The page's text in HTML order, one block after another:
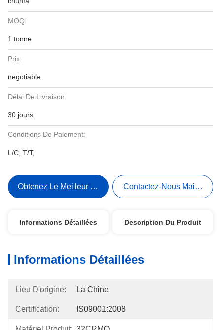
MOQ:
1 tonne
Prix:
negotiable
Délai De Livraison:
30 jours
Conditions De Paiement:
L/C, T/T,
Obtenez Le Meilleur Prix Contactez-Nous Maintenant
Informations Détaillées Description Du Produit
Informations Détaillées
Lieu D'origine: La Chine
Certification: IS09001:2008